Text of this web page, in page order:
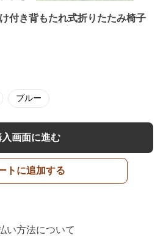
付き背もたれ式折りたたみ椅子
ブルー
入画面に進む
トに追加する
い方法について